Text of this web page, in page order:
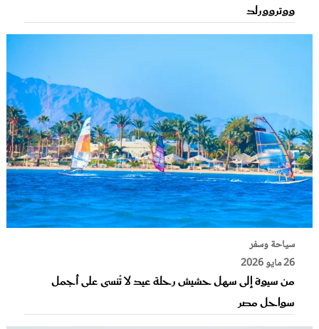
ووتروورلد
سياحة وسفر
26 مايو 2026
من سيوة إلى سهل حشيش رحلة عيد لا تُنسى على أجمل
سواحل مصر